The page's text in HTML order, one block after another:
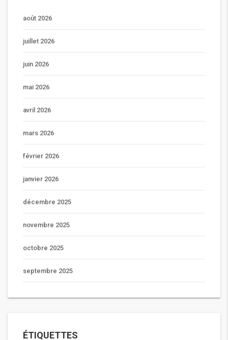
août 2026
juillet 2026
juin 2026
mai 2026
avril 2026
mars 2026
février 2026
janvier 2026
décembre 2025
novembre 2025
octobre 2025
septembre 2025
ÉTIQUETTES